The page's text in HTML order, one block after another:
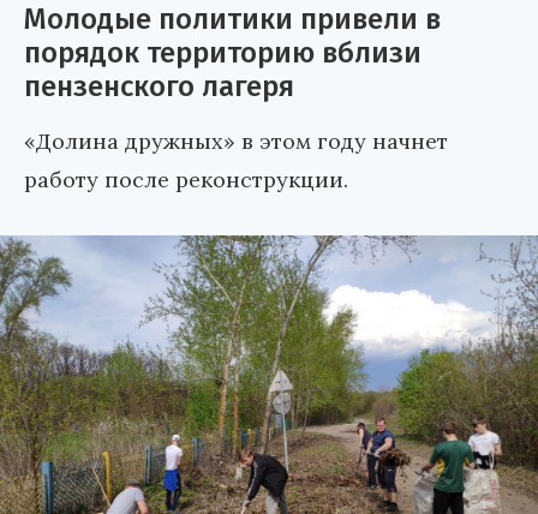
Молодые политики привели в
порядок территорию вблизи
пензенского лагеря
«Долина дружных» в этом году начнет
работу после реконструкции.